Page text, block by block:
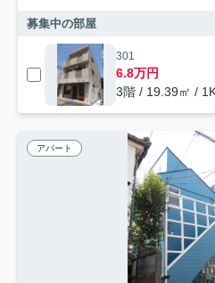
募集中の部屋
301
6.8万円
3階 / 19.39㎡ /
アパート